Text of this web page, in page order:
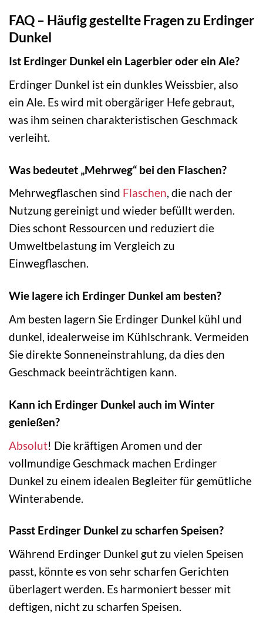
FAQ – Häufig gestellte Fragen zu Erdinger
Dunkel
Ist Erdinger Dunkel ein Lagerbier oder ein Ale?
Erdinger Dunkel ist ein dunkles Weissbier, also
ein Ale. Es wird mit obergäriger Hefe gebraut,
was ihm seinen charakteristischen Geschmack
verleiht.
Was bedeutet „Mehrweg“ bei den Flaschen?
Mehrwegflaschen sind Flaschen, die nach der
Nutzung gereinigt und wieder befüllt werden.
Dies schont Ressourcen und reduziert die
Umweltbelastung im Vergleich zu
Einwegflaschen.
Wie lagere ich Erdinger Dunkel am besten?
Am besten lagern Sie Erdinger Dunkel kühl und
dunkel, idealerweise im Kühlschrank. Vermeiden
Sie direkte Sonneneinstrahlung, da dies den
Geschmack beeinträchtigen kann.
Kann ich Erdinger Dunkel auch im Winter
genießen?
Absolut! Die kräftigen Aromen und der
vollmundige Geschmack machen Erdinger
Dunkel zu einem idealen Begleiter für gemütliche
Winterabende.
Passt Erdinger Dunkel zu scharfen Speisen?
Während Erdinger Dunkel gut zu vielen Speisen
passt, könnte es von sehr scharfen Gerichten
überlagert werden. Es harmoniert besser mit
deftigen, nicht zu scharfen Speisen.